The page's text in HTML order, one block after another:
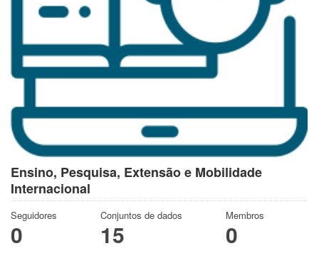
Ensino, Pesquisa, Extensão e Mobilidade
Internacional
Seguidores
0
Conjuntos de dados
15
Membros
0